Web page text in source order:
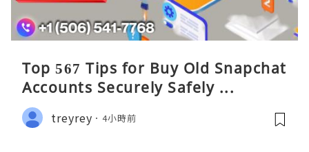
Top 567 Tips for Buy Old Snapchat
Accounts Securely Safely ...
treyrey 4小時前